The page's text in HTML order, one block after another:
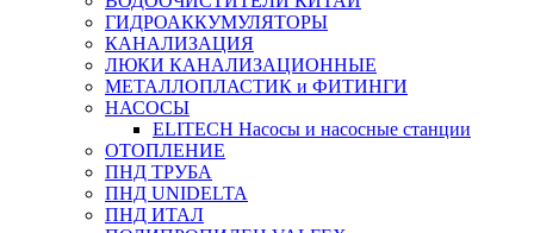
ГИДРОАККУМУЛЯТОРЫ
КАНАЛИЗАЦИЯ
ЛЮКИ КАНАЛИЗАЦИОННЫЕ
МЕТАЛЛОПЛАСТИК и ФИТИНГИ
НАСОСЫ
ELITECH Насосы и насосные станции
ОТОПЛЕНИЕ
ПНД ТРУБА
ПНД UNIDELTA
ПНД ИТАЛ